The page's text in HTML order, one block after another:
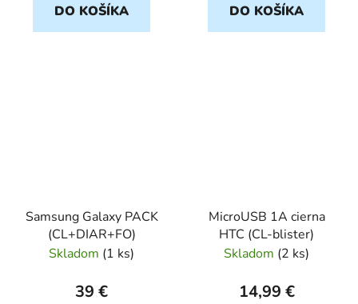
DO KOŠÍKA DO KOŠÍKA
Samsung Galaxy PACK
(CL+DIAR+FO)
Skladom (1 ks)
39 €
MicroUSB 1A cierna
HTC (CL-blister)
Skladom (2 ks)
14,99 €